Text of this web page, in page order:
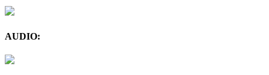
AUDIO: